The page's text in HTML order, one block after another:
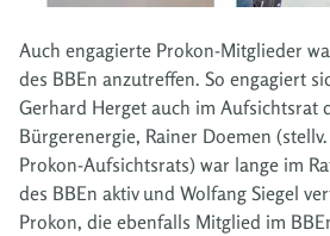
Auch engagierte Prokon-Mitglieder
des BBEn anzutreffen. So engagiert
Gerhard Herget auch im Aufsichtsrat
Bürgerenergie, Rainer Doemen
Prokon-Aufsichtsrats) war lange im
des BBEn aktiv und Wolfang Siegel
Prokon, die ebenfalls Mitglied im